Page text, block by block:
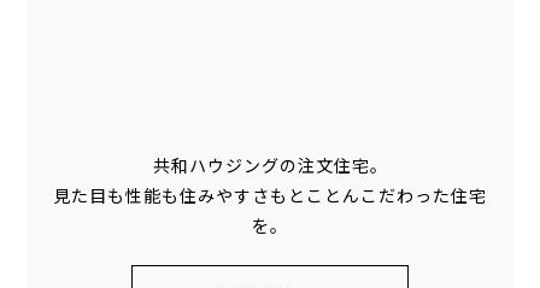
共和ハウジングの注文住宅。
見た目も性能も住みやすさもとことんこだわった住宅
を。